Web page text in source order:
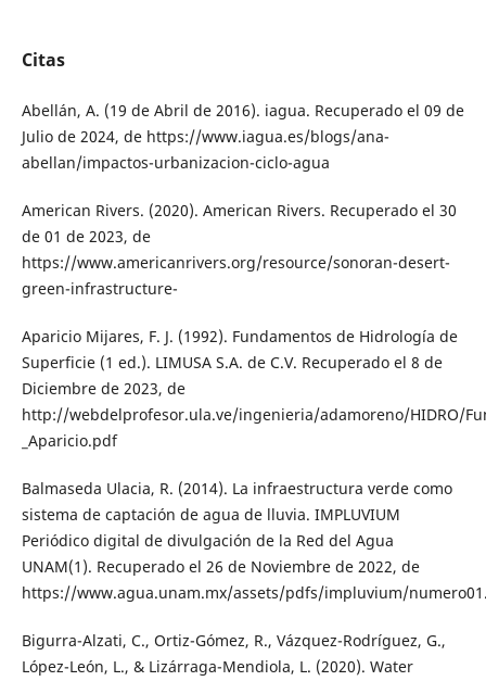
Citas
Abellán, A. (19 de Abril de 2016). iagua. Recuperado el 09 de
Julio de 2024, de https://www.iagua.es/blogs/ana-
abellan/impactos-urbanizacion-ciclo-agua
American Rivers. (2020). American Rivers. Recuperado el 30
de 01 de 2023, de
https://www.americanrivers.org/resource/sonoran-desert-
green-infrastructure-
Aparicio Mijares, F. J. (1992). Fundamentos de Hidrología de
Superficie (1 ed.). LIMUSA S.A. de C.V. Recuperado el 8 de
Diciembre de 2023, de
http://webdelprofesor.ula.ve/ingenieria/adamoreno/HIDRO/
_Aparicio.pdf
Balmaseda Ulacia, R. (2014). La infraestructura verde como
sistema de captación de agua de lluvia. IMPLUVIUM
Periódico digital de divulgación de la Red del Agua
UNAM(1). Recuperado el 26 de Noviembre de 2022, de
https://www.agua.unam.mx/assets/pdfs/impluvium/
Bigurra-Alzati, C., Ortiz-Gómez, R., Vázquez-Rodríguez, G.,
López-León, L., & Lizárraga-Mendiola, L. (2020). Water